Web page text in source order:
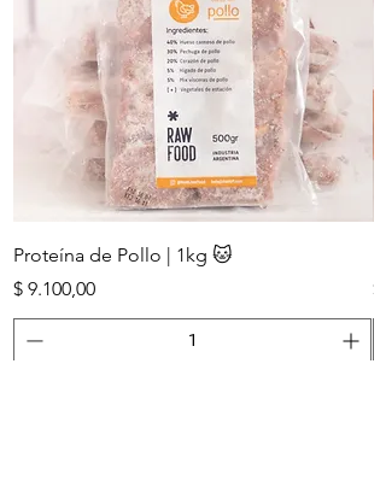
Proteína de Pollo | 1kg 🐱
Precio
$ 9.100,00 $